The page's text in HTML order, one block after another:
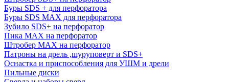
Буры SDS + для перфоратора
Буры SDS MAX для перфоратора
Зубило SDS+ на перфоратор
Пика MAX на перфоратор
Штробер MAX на перфоратор
Патроны на дрель ,шуруповерт и SDS+
Оснастка и приспособления для УШМ и дрели
Пильные диски